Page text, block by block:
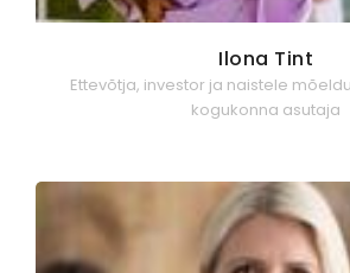
Ilona Tint
Ettevõtja, investor ja naistele
kogukonna asutaja